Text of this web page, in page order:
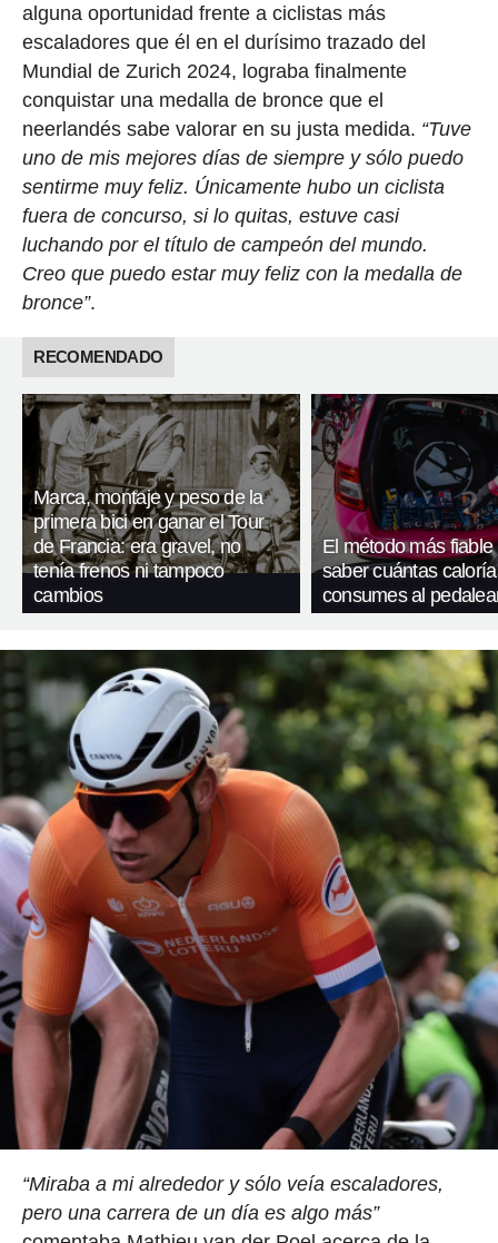
alguna oportunidad frente a ciclistas más
escaladores que él en el durísimo trazado del
Mundial de Zurich 2024, lograba finalmente
conquistar una medalla de bronce que el
neerlandés sabe valorar en su justa medida. “Tuve
uno de mis mejores días de siempre y sólo puedo
sentirme muy feliz. Únicamente hubo un ciclista
fuera de concurso, si lo quitas, estuve casi
luchando por el título de campeón del mundo.
Creo que puedo estar muy feliz con la medalla de
bronce”.
RECOMENDADO
Marca, montaje y peso de la
primera bici en ganar el Tour
de Francia: era gravel, no
tenía frenos ni tampoco
cambios
El método más fiable
saber cuántas
consumes al
“Miraba a mi alrededor y sólo veía escaladores,
pero una carrera de un día es algo más”